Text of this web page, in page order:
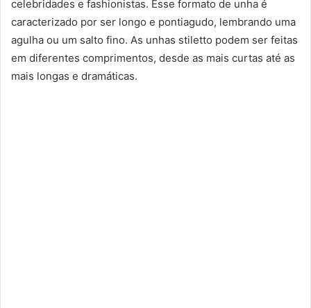
celebridades e fashionistas. Esse formato de unha é
caracterizado por ser longo e pontiagudo, lembrando uma
agulha ou um salto fino. As unhas stiletto podem ser feitas
em diferentes comprimentos, desde as mais curtas até as
mais longas e dramáticas.